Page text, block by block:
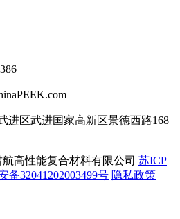
进区武进国家高新区景德西路168
高性能复合材料有限公司 苏ICP
备32041202003499号 隐私政策